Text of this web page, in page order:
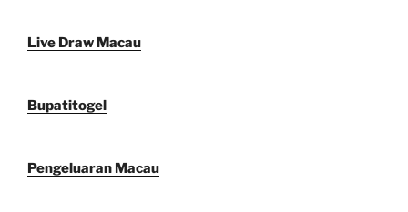
Live Draw Macau
Bupatitogel
Pengeluaran Macau